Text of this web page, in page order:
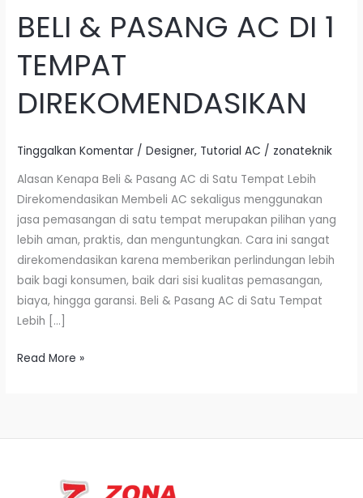
BELI & PASANG AC DI 1
TEMPAT
DIREKOMENDASIKAN
Tinggalkan Komentar /Designer, Tutorial AC / zonateknik
Alasan Kenapa Beli & Pasang AC di Satu Tempat Lebih
Direkomendasikan Membeli AC sekaligus menggunakan
jasa pemasangan di satu tempat merupakan pilihan yang
lebih aman, praktis, dan menguntungkan. Cara ini sangat
direkomendasikan karena memberikan perlindungan lebih
baik bagi konsumen, baik dari sisi kualitas pemasangan,
biaya, hingga garansi. Beli & Pasang AC di Satu Tempat
Lebih […]
1
TEMPAT
DIREKOMENDASIKAN
Read More »